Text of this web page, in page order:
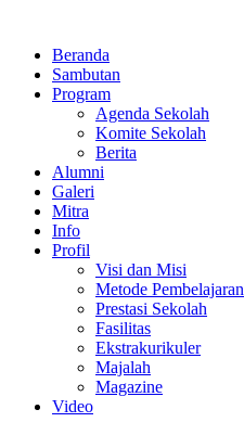
kontenBeranda
Sambutan
Program
Agenda Sekolah
Komite Sekolah
Berita
Alumni
Galeri
Mitra
Info
Profil
Visi dan Misi
Metode Pembelajaran
Prestasi Sekolah
Fasilitas
Ekstrakurikuler
Majalah
Magazine
Video